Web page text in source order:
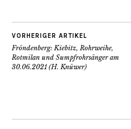
VORHERIGER ARTIKEL
Fröndenberg: Kiebitz, Rohrweihe,
Rotmilan und Sumpfrohrsänger am
30.06.2021 (H. Knüwer)